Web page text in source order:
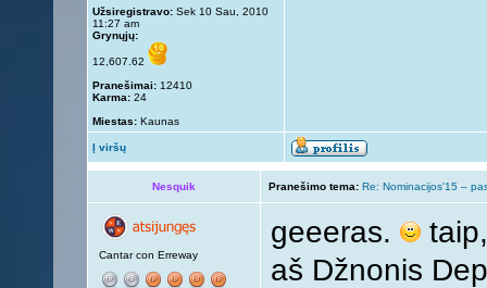
Užsiregistravo: Sek 10 Sau, 2010
11:27 am
Grynųjų:
12,607.62
Pranešimai: 12410
Karma: 24
Miestas: Kaunas
Į viršų
Nesquik Pranešimo tema: Re: Nominacijos'15 –
Cantar con Erreway
geeeras.
aš Džnonis